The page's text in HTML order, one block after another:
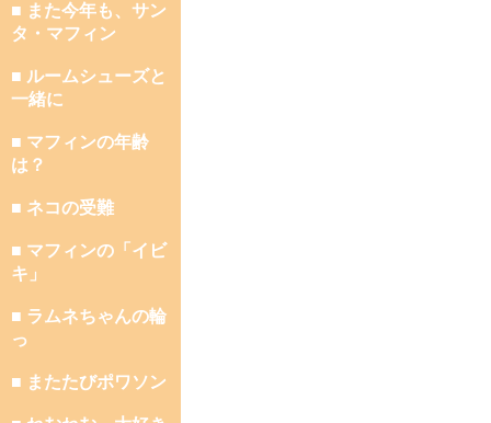
■ また今年も、サン
タ・マフィン
■ ルームシューズと
一緒に
■ マフィンの年齢
は？
■ ネコの受難
■ マフィンの「イビ
キ」
■ ラムネちゃんの輪
っ
■ またたびポワソン